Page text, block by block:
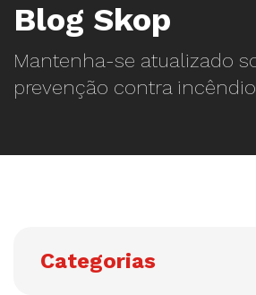
Blog Skop
Mantenha-se atualizado
prevenção contra
Categorias